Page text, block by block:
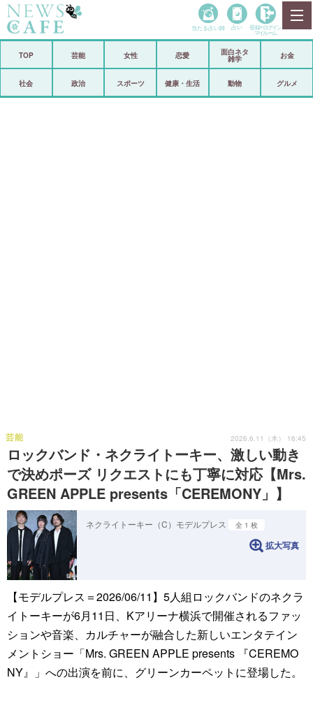
政治
当たる占い師 占い 登録• ログイン
マイルーム
TOP 芸能 女性 恋愛
面白ネタ
雑学
お金
社会 政治 スポーツ 健康・生活 動物 グルメ
ロックバンド・ネクライトーキー、激しい動き
で決めポーズ リクエストにも丁寧に対応【Mrs.
GREEN APPLE presents「CEREMONY」】
芸能 2026.6.11（木） 16:45
ネクライトーキー（C）モデルプレス 全 1 枚
拡大写真
【モデルプレス＝2026/06/11】5人組ロックバンドのネクラ
イトーキーが6月11日、Kアリーナ横浜で開催されるファッ
ションや音楽、カルチャーが融合した新しいエンタテイン
メントショー「Mrs. GREEN APPLE presents 『CEREMO
NY』」への出演を前に、グリーンカーペットに登場した。